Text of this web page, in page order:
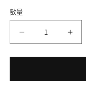
1
數量
071
DC
MC-
071
DC